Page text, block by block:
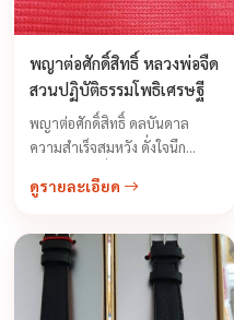
พญาต่อศักดิ์สิทธิ์ หลวงพ่อจืด
สวนปฏิบัติธรรมโพธิเศรษฐี
พญาต่อศักดิ์สิทธิ์ ดลบันดาล
ความสำเร็จสมหวัง ดั่งใจนึก
ดี มีกำไรเรียกลูกค้าเข้าร้าน เจรจา
เป็นเรื่องง่ายได้อย่างสบาย ...
ดูรายละเอียด